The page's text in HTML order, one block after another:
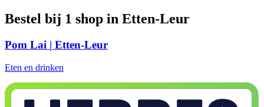
Bestel bij 1 shop in Etten-Leur
Pom Lai | Etten-Leur
Eten en drinken